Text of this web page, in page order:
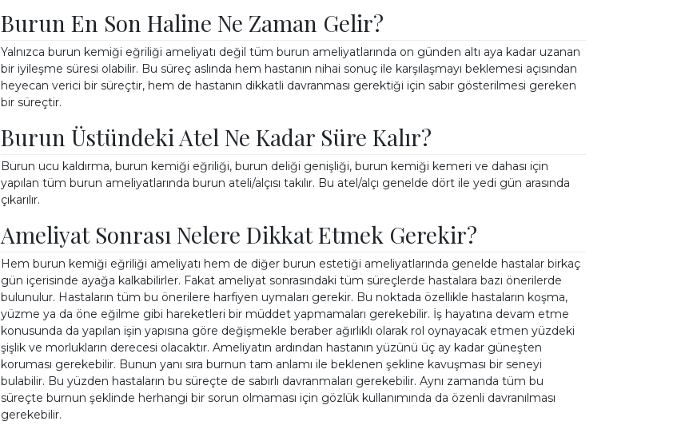
Burun En Son Haline Ne Zaman Gelir?
Yalnızca burun kemiği eğriliği ameliyatı değil tüm burun ameliyatlarında on günden altı aya kadar uzanan
bir iyileşme süresi olabilir. Bu süreç aslında hem hastanın nihai sonuç ile karşılaşmayı beklemesi açısından
heyecan verici bir süreçtir, hem de hastanın dikkatli davranması gerektiği için sabır gösterilmesi gereken
bir süreçtir.
Burun Üstündeki Atel Ne Kadar Süre Kalır?
Burun ucu kaldırma, burun kemiği eğriliği, burun deliği genişliği, burun kemiği kemeri ve dahası için
yapılan tüm burun ameliyatlarında burun ateli/alçısı takılır. Bu atel/alçı genelde dört ile yedi gün arasında
çıkarılır.
Ameliyat Sonrası Nelere Dikkat Etmek Gerekir?
Hem burun kemiği eğriliği ameliyatı hem de diğer burun estetiği ameliyatlarında genelde hastalar birkaç
gün içerisinde ayağa kalkabilirler. Fakat ameliyat sonrasındaki tüm süreçlerde hastalara bazı önerilerde
bulunulur. Hastaların tüm bu önerilere harfiyen uymaları gerekir. Bu noktada özellikle hastaların koşma,
yüzme ya da öne eğilme gibi hareketleri bir müddet yapmamaları gerekebilir. İş hayatına devam etme
konusunda da yapılan işin yapısına göre değişmekle beraber ağırlıklı olarak rol oynayacak etmen yüzdeki
şişlik ve morlukların derecesi olacaktır. Ameliyatın ardından hastanın yüzünü üç ay kadar güneşten
koruması gerekebilir. Bunun yanı sıra burnun tam anlamı ile beklenen şekline kavuşması bir seneyi
bulabilir. Bu yüzden hastaların bu süreçte de sabırlı davranmaları gerekebilir. Aynı zamanda tüm bu
süreçte burnun şeklinde herhangi bir sorun olmaması için gözlük kullanımında da özenli davranılması
gerekebilir.